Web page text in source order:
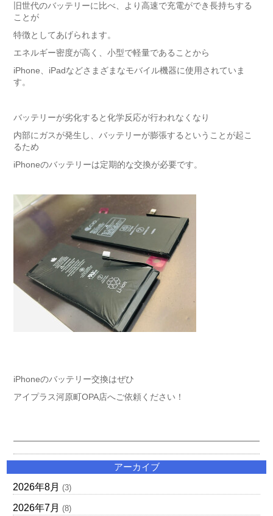
旧世代のバッテリーに比べ、より高速で充電ができ長持ちする
ことが
特徴としてあげられます。
エネルギー密度が高く、小型で軽量であることから
iPhone、iPadなどさまざまなモバイル機器に使用されていま
す。
バッテリーが劣化すると化学反応が行われなくなり
内部にガスが発生し、バッテリーが膨張するということが起こ
るため
iPhoneのバッテリーは定期的な交換が必要です。
iPhoneのバッテリー交換はぜひ
アイプラス河原町OPA店へご依頼ください！
アーカイブ
2026年8月 (3)
2026年7月 (8)